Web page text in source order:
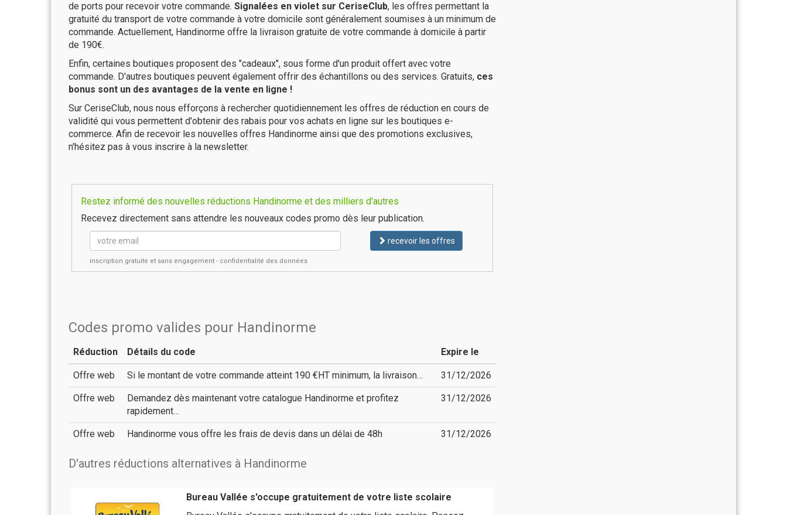
de ports pour recevoir votre commande. Signalées en violet sur CeriseClub, les offres permettant la
gratuité du transport de votre commande à votre domicile sont généralement soumises à un minimum de
commande. Actuellement, Handinorme offre la livraison gratuite de votre commande à domicile à partir
de 190€.
Enfin, certaines boutiques proposent des "cadeaux", sous forme d'un produit offert avec votre
commande. D'autres boutiques peuvent également offrir des échantillons ou des services. Gratuits, ces
bonus sont un des avantages de la vente en ligne !
Sur CeriseClub, nous nous efforçons à rechercher quotidiennement les offres de réduction en cours de
validité qui vous permettent d'obtenir des rabais pour vos achats en ligne sur les boutiques e-
commerce. Afin de recevoir les nouvelles offres Handinorme ainsi que des promotions exclusives,
n'hésitez pas à vous inscrire à la newsletter.
Restez informé des nouvelles réductions Handinorme et des milliers d'autres
Recevez directement sans attendre les nouveaux codes promo dès leur publication.
recevoir les offres
inscription gratuite et sans engagement - confidentialité des données
Codes promo valides pour Handinorme
Réduction Détails du code Expire le
Offre web Si le montant de votre commande atteint 190 €HT minimum, la livraison… 31/12/2026
Offre web
Demandez dès maintenant votre catalogue Handinorme et profitez
rapidement…
31/12/2026
Offre web Handinorme vous offre les frais de devis dans un délai de 48h 31/12/2026
D'autres réductions alternatives à Handinorme
Bureau Vallée s'occupe gratuitement de votre liste scolaire